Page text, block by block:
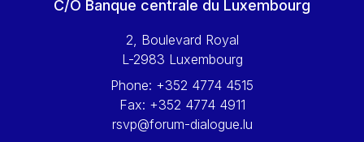
Wolfgang Ketterle
Yossi Beillin
Yves FRANCHET
C/O Banque centrale du Luxembourg
2, Boulevard Royal
L-2983 Luxembourg
Phone: +352 4774 4515
Fax: +352 4774 4911
rsvp@forum-dialogue.lu